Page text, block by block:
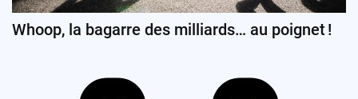
Whoop, la bagarre des milliards… au poignet !